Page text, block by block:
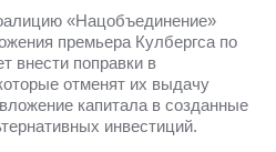
«Нацобъединение»
премьера Кулбергса по
внести поправки в
отменят их выдачу
капитала в созданные
инвестиций.